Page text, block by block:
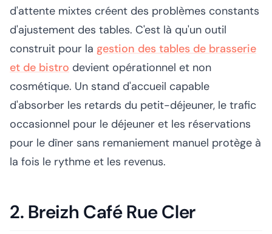
d'attente mixtes créent des problèmes constants
d'ajustement des tables. C'est là qu'un outil
construit pour la gestion des tables de brasserie
et de bistro devient opérationnel et non
cosmétique. Un stand d'accueil capable
d'absorber les retards du petit-déjeuner, le trafic
occasionnel pour le déjeuner et les réservations
pour le dîner sans remaniement manuel protège à
la fois le rythme et les revenus.
2. Breizh Café Rue Cler